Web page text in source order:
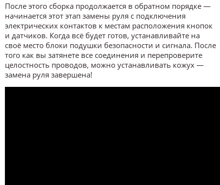
После этого сборка продолжается в обратном порядке —
начинается этот этап замены руля с подключения
электрических контактов к местам расположения кнопок
и датчиков. Когда всё будет готов, устанавливайте на
своё место блоки подушки безопасности и сигнала. После
того как вы затянете все соединения и перепроверите
целостность проводов, можно устанавливать кожух —
замена руля завершена!